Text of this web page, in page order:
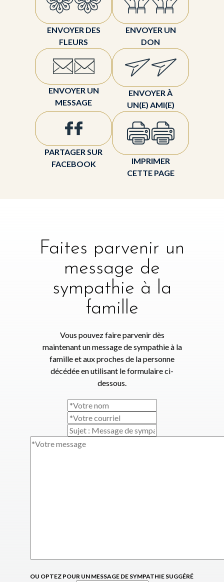
ENVOYER DES
FLEURS
ENVOYER UN
DON
ENVOYER UN
MESSAGE
ENVOYER À
UN(E) AMI(E)
PARTAGER SUR
FACEBOOK
IMPRIMER
CETTE PAGE
Faites parvenir un
message de
sympathie à la
famille
Vous pouvez faire parvenir dès
maintenant un message de sympathie à la
famille et aux proches de la personne
décédée en utilisant le formulaire ci-
dessous.
OU OPTEZ POUR UN MESSAGE DE SYMPATHIE SUGGÉRÉ